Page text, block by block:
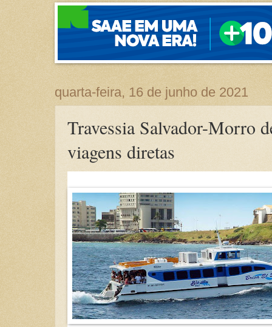
quarta-feira, 16 de junho de 2021
Travessia Salvador-Morro
viagens diretas